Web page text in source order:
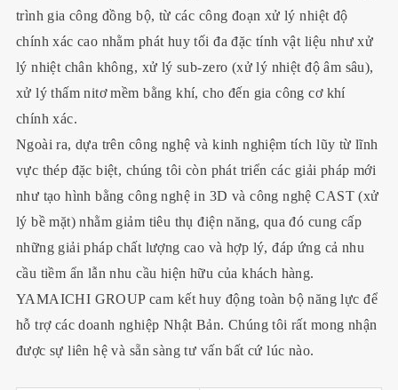
trình gia công đồng bộ, từ các công đoạn xử lý nhiệt độ
chính xác cao nhằm phát huy tối đa đặc tính vật liệu như xử
lý nhiệt chân không, xử lý sub-zero (xử lý nhiệt độ âm sâu),
xử lý thấm nitơ mềm bằng khí, cho đến gia công cơ khí
chính xác.
Ngoài ra, dựa trên công nghệ và kinh nghiệm tích lũy từ lĩnh
vực thép đặc biệt, chúng tôi còn phát triển các giải pháp mới
như tạo hình bằng công nghệ in 3D và công nghệ CAST (xử
lý bề mặt) nhằm giảm tiêu thụ điện năng, qua đó cung cấp
những giải pháp chất lượng cao và hợp lý, đáp ứng cả nhu
cầu tiềm ẩn lẫn nhu cầu hiện hữu của khách hàng.
YAMAICHI GROUP cam kết huy động toàn bộ năng lực để
hỗ trợ các doanh nghiệp Nhật Bản. Chúng tôi rất mong nhận
được sự liên hệ và sẵn sàng tư vấn bất cứ lúc nào.